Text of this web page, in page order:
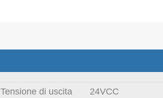
Tensione di uscita
24VCC